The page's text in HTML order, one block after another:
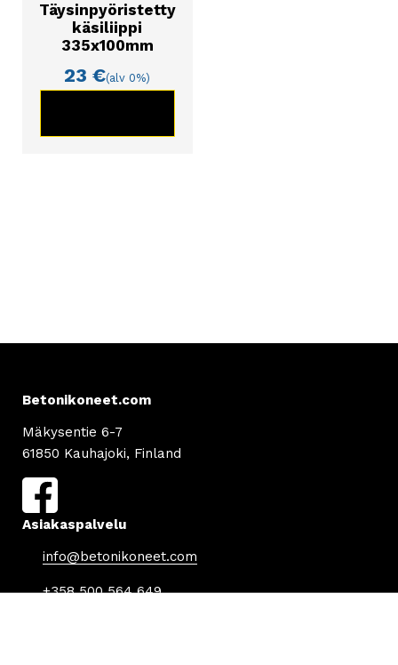
Täysinpyöristetty
käsiliippi
335x100mm
23€(alv 0%)
Betonikoneet.com
Mäkysentie 6-7
61850 Kauhajoki, Finland
Asiakaspalvelu
info@betonikoneet.com
+358 500 564 649